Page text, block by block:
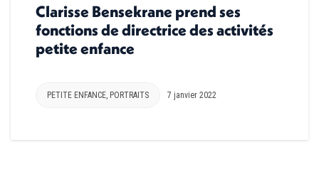
Clarisse Bensekrane prend ses
fonctions de directrice des activités
petite enfance
PETITE ENFANCE PORTRAITS 7 janvier 2022